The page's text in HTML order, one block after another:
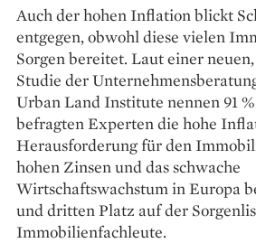
Auch der hohen Inflation blickt
entgegen, obwohl diese vielen
Sorgen bereitet. Laut einer
Studie der
Urban Land Institute nennen 91
befragten Experten die hohe
Herausforderung für den
hohen Zinsen und das schwache
Wirtschaftswachstum in Europa
und dritten Platz auf der
Immobilienfachleute.